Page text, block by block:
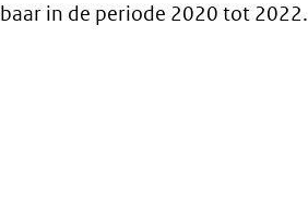
in de periode 2020 tot 2022.